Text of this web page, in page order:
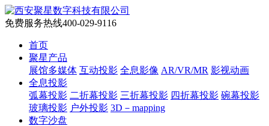
免费服务热线400-029-9116
首页
聚星产品
展馆多媒体 互动投影 全息影像 AR/VR/MR 影视动画
全息投影
弧幕投影 二折幕投影 三折幕投影 四折幕投影 碗幕投影
玻璃投影 户外投影 3D－mapping
数字沙盘